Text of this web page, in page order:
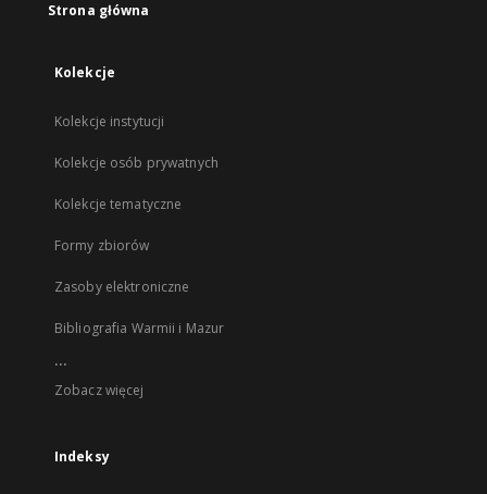
Strona główna
Kolekcje
Kolekcje instytucji
Kolekcje osób prywatnych
Kolekcje tematyczne
Formy zbiorów
Zasoby elektroniczne
Bibliografia Warmii i Mazur
...
Zobacz więcej
Indeksy